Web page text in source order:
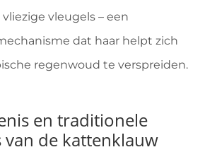
vleugels – een
dat haar helpt zich
regenwoud te verspreiden.
en traditionele
van de kattenklauw